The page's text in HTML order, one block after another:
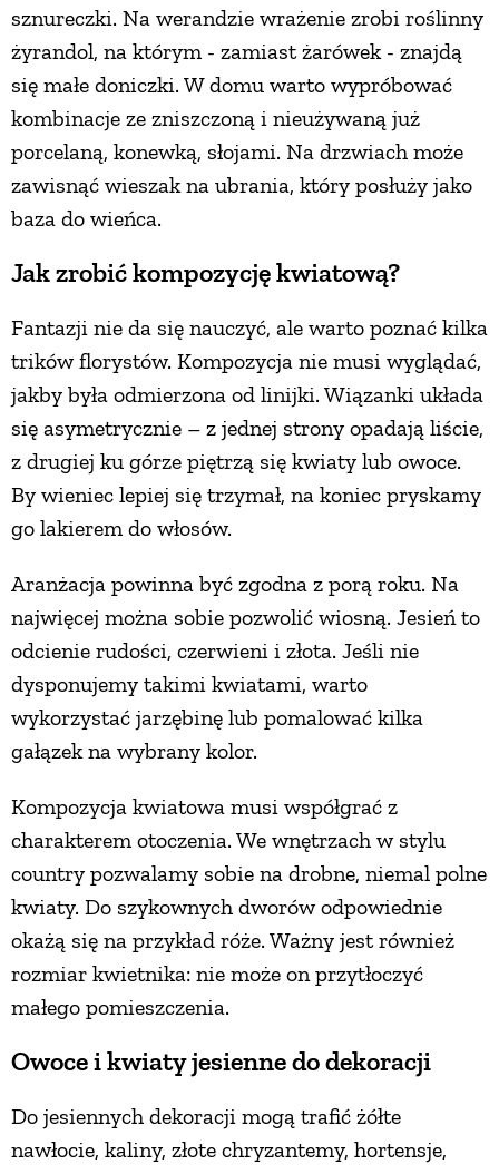
sznureczki. Na werandzie wrażenie zrobi roślinny
żyrandol, na którym - zamiast żarówek - znajdą
się małe doniczki. W domu warto wypróbować
kombinacje ze zniszczoną i nieużywaną już
porcelaną, konewką, słojami. Na drzwiach może
zawisnąć wieszak na ubrania, który posłuży jako
baza do wieńca.
Jak zrobić kompozycję kwiatową?
Fantazji nie da się nauczyć, ale warto poznać kilka
trików florystów. Kompozycja nie musi wyglądać,
jakby była odmierzona od linijki. Wiązanki układa
się asymetrycznie – z jednej strony opadają liście,
z drugiej ku górze piętrzą się kwiaty lub owoce.
By wieniec lepiej się trzymał, na koniec pryskamy
go lakierem do włosów.
Aranżacja powinna być zgodna z porą roku. Na
najwięcej można sobie pozwolić wiosną. Jesień to
odcienie rudości, czerwieni i złota. Jeśli nie
dysponujemy takimi kwiatami, warto
wykorzystać jarzębinę lub pomalować kilka
gałązek na wybrany kolor.
Kompozycja kwiatowa musi współgrać z
charakterem otoczenia. We wnętrzach w stylu
country pozwalamy sobie na drobne, niemal polne
kwiaty. Do szykownych dworów odpowiednie
okażą się na przykład róże. Ważny jest również
rozmiar kwietnika: nie może on przytłoczyć
małego pomieszczenia.
Owoce i kwiaty jesienne do dekoracji
Do jesiennych dekoracji mogą trafić żółte
nawłocie, kaliny, złote chryzantemy, hortensje,